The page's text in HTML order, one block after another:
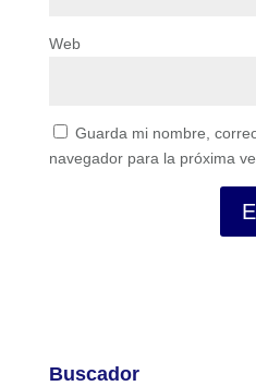
Web
Guarda mi nombre,
navegador para la próxima
Buscador